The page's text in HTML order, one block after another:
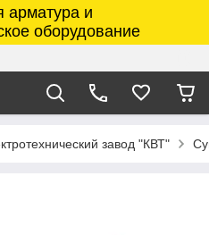
арматура и
оборудование
завод "КВТ"